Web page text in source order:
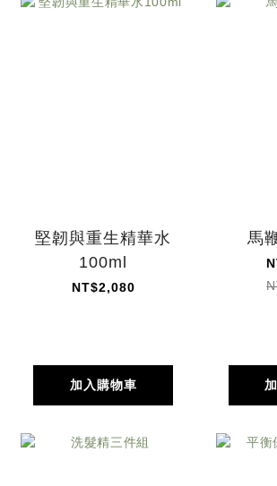
堅韌與重生精華水
100ml
NT$2,080
加入購物車
馬